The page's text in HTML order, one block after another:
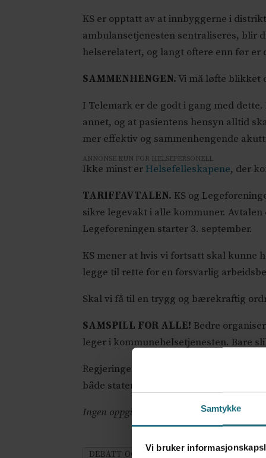
Samtykke
Vi bruker
KS er opptatt av at innbyggerne i
ambulansetjenesten sentraliseres, blir
helserelatert, og langt oftere enn før
SAMMENHENGEN.Vi må løfte blikket
I Telemark er de godt i gang med
annet, og at pasientens hensyn alltid
mer effektiv og sammenhengende
ANNONSE KUN FOR HELSEPERSONELL
Ikke minst erHelsefelleskapene, der
TARIFFAVTALEN. KS og
sikre legevakt i alle kommuner.
Legeforeningen starter 3. september.
KS mener at hvis vi fortsatt skal kunne
legge til rette for en forsvarlig
Skal vi få til en trygg og bærekraftig
SAMSPILL FOR ALLE! Bedre
leger i kommunehelsetjenesten. Bare
Regjeringens handlingsplan for
både staten og Legeforeningen vil
Ingen oppgitte interessekonflikter
DEBATT OG KRONIKK DEBATT